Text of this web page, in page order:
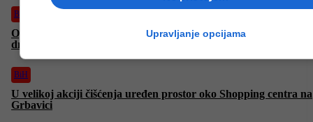
BiH
Oglasilo se Ministarstvo vanjskih poslova BiH, izdalo upute bh.
državljanima u Teheranu i Tel Avivu
BiH
U velikoj akciji čišćenja uređen prostor oko Shopping centra na
Grbavici
Upravljanje opcijama